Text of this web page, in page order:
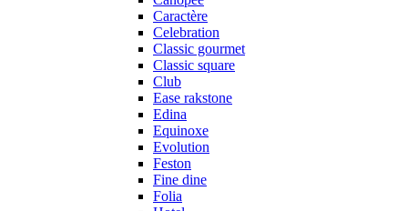
Caractère
Celebration
Classic gourmet
Classic square
Club
Ease rakstone
Edina
Equinoxe
Evolution
Feston
Fine dine
Folia